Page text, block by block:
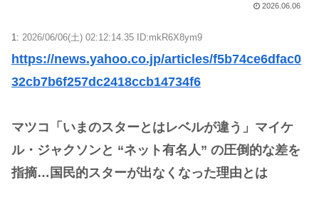
2026.06.06
1: 2026/06/06(土) 02:12:14.35 ID:mkR6X8ym9
https://news.yahoo.co.jp/articles/f5b74ce6dfac0
32cb7b6f257dc2418ccb14734f6
マツコ「いまのスターとはレベルが違う」マイケ
ル・ジャクソンと “ネット有名人” の圧倒的な差を
指摘…国民的スターが出なくなった理由とは